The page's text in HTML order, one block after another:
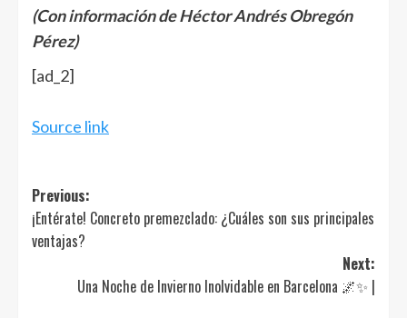
(Con información de Héctor Andrés Obregón
Pérez)
[ad_2]
Source link
Post
navigation
Previous:
¡Entérate! Concreto premezclado: ¿Cuáles son sus principales
ventajas?
Next:
Una Noche de Invierno Inolvidable en Barcelona 🌌✨ |